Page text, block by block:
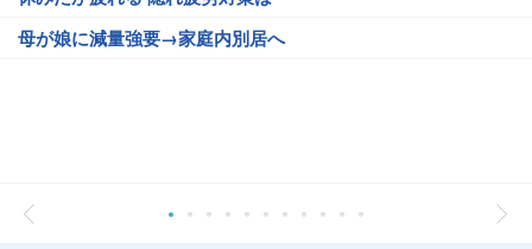
母が娘に減量強要→家庭内別居へ